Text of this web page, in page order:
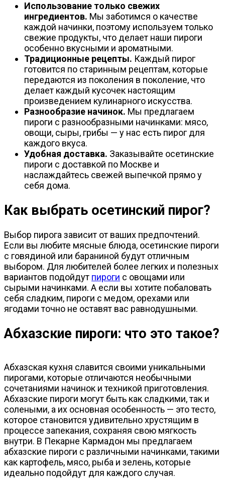
Использование только свежих
ингредиентов. Мы заботимся о качестве
каждой начинки, поэтому используем только
свежие продукты, что делает наши пироги
особенно вкусными и ароматными.
Традиционные рецепты. Каждый пирог
готовится по старинным рецептам, которые
передаются из поколения в поколение, что
делает каждый кусочек настоящим
произведением кулинарного искусства.
Разнообразие начинок. Мы предлагаем
пироги с разнообразными начинками: мясо,
овощи, сыры, грибы — у нас есть пирог для
каждого вкуса.
Удобная доставка. Заказывайте осетинские
пироги с доставкой по Москве и
наслаждайтесь свежей выпечкой прямо у
себя дома.
Как выбрать осетинский пирог?
Выбор пирога зависит от ваших предпочтений.
Если вы любите мясные блюда, осетинские пироги
с говядиной или бараниной будут отличным
выбором. Для любителей более легких и полезных
вариантов подойдут пироги с овощами или
сырыми начинками. А если вы хотите побаловать
себя сладким, пироги с медом, орехами или
ягодами точно не оставят вас равнодушными.
Абхазские пироги: что это такое?
Абхазская кухня славится своими уникальными
пирогами, которые отличаются необычными
сочетаниями начинок и техникой приготовления.
Абхазские пироги могут быть как сладкими, так и
солеными, а их основная особенность — это тесто,
которое становится удивительно хрустящим в
процессе запекания, сохраняя свою мягкость
внутри. В Пекарне Кармадон мы предлагаем
абхазские пироги с различными начинками, такими
как картофель, мясо, рыба и зелень, которые
идеально подойдут для каждого случая.